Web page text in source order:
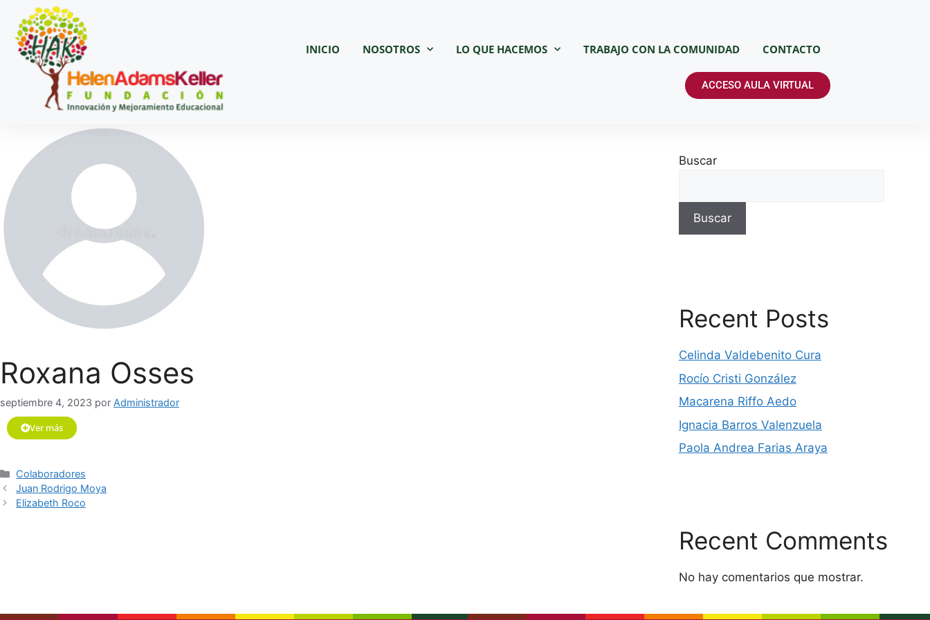
INICIO NOSOTROS LO QUE HACEMOS TRABAJO CON LA COMUNIDAD CONTACTO
ACCESO AULA VIRTUAL
Roxana Osses
septiembre 4, 2023 por Administrador
Ver más
Colaboradores
Juan Rodrigo Moya
Elizabeth Roco
Buscar
Buscar
Recent Posts
Celinda Valdebenito Cura
Rocío Cristi González
Macarena Riffo Aedo
Ignacia Barros Valenzuela
Paola Andrea Farias Araya
Recent Comments
No hay comentarios que mostrar.